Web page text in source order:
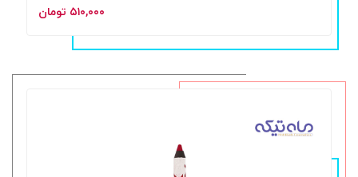
۵۱۰,۰۰۰ تومان